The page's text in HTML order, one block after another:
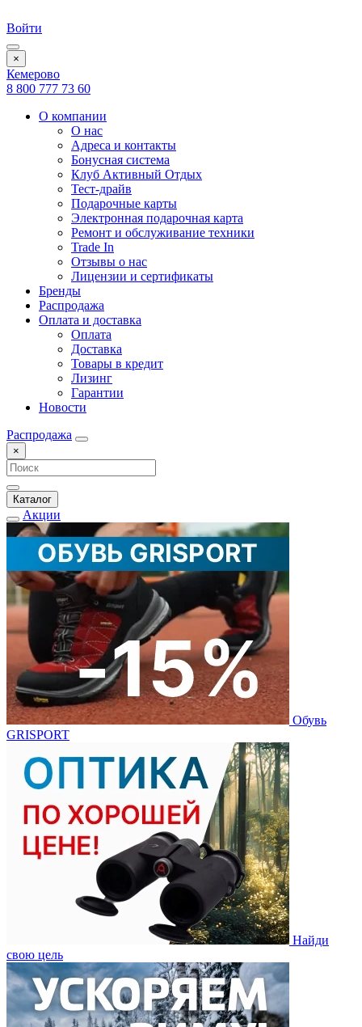
Войти
×
Кемерово
8 800 777 73 60
О компании
О нас
Адреса и контакты
Бонусная система
Клуб Активный Отдых
Тест-драйв
Подарочные карты
Электронная подарочная карта
Ремонт и обслуживание техники
Trade In
Отзывы о нас
Лицензии и сертификаты
Бренды
Распродажа
Оплата и доставка
Оплата
Доставка
Товары в кредит
Лизинг
Гарантии
Новости
Распродажа
×
Каталог
Акции
Обувь
GRISPORT
Найди
свою цель